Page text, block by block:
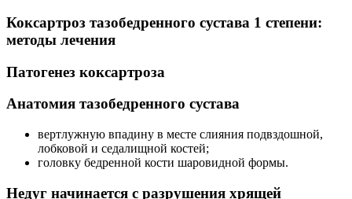
Коксартроз тазобедренного сустава 1 степени:
методы лечения
Патогенез коксартроза
Анатомия тазобедренного сустава
вертлужную впадину в месте слияния подвздошной,
лобковой и седалищной костей;
головку бедренной кости шаровидной формы.
Недуг начинается с разрушения хрящей